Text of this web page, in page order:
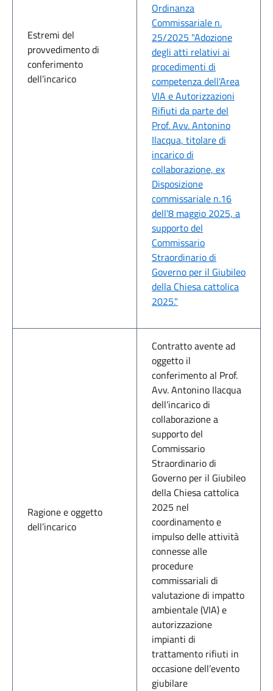
Estremi del
provvedimento di
conferimento
dell’incarico
Ordinanza
Commissariale n.
25/2025 "Adozione
degli atti relativi ai
procedimenti di
competenza dell'Area
VIA e Autorizzazioni
Rifiuti da parte del
Prof. Avv. Antonino
Ilacqua, titolare di
incarico di
collaborazione, ex
Disposizione
commissariale n.16
dell'8 maggio 2025, a
supporto del
Commissario
Straordinario di
Governo per il Giubileo
della Chiesa cattolica
2025."
Ragione e oggetto
dell’incarico
Contratto avente ad
oggetto il
conferimento al Prof.
Avv. Antonino Ilacqua
dell’incarico di
collaborazione a
supporto del
Commissario
Straordinario di
Governo per il Giubileo
della Chiesa cattolica
2025 nel
coordinamento e
impulso delle attività
connesse alle
procedure
commissariali di
valutazione di impatto
ambientale (VIA) e
autorizzazione
impianti di
trattamento rifiuti in
occasione dell’evento
giubilare